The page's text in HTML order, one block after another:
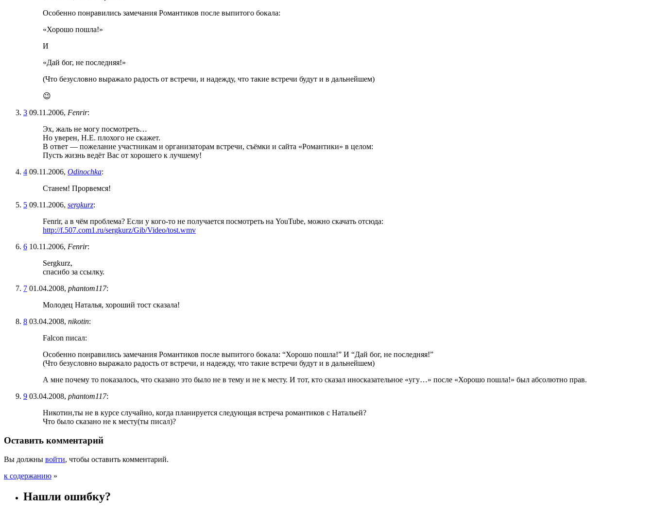
Особенно понравились замечания Романтиков после выпитого бокала:
«Хорошо пошла!»
И
«Дай бог, не последняя!»
(Что безусловно выражало радость от встречи, и надежду, что такие встречи будут и в дальнейшем)
😉
3 09.11.2006, Fenrir:
Эх, жаль не могу посмотреть…
Но уверен, Н.Е. плохого не скажет.
В ответ — пожелание участникам и организаторам встречи, съёмки и сайта «Романтики» в целом:
Пусть жизнь ведёт Вас от хорошего к лучшему!
4 09.11.2006, Odinochka:
Станем! Прорвемся!
5 09.11.2006, sergkurz:
Fenrir, а в чём проблема? Если у кого-то не получается посмотреть на YouTube, можно скачать отсюда:
http://f.507.com1.ru/sergkurz/Gib/Video/tost.wmv
6 10.11.2006, Fenrir:
Sergkurz,
спасибо за ссылку.
7 01.04.2008, phantom117:
Молодец Наталья, хороший тост сказала!
8 03.04.2008, nikotin:
Falcon писал:
Особенно понравились замечания Романтиков после выпитого бокала: “Хорошо пошла!” И “Дай бог, не последняя!”
(Что безусловно выражало радость от встречи, и надежду, что такие встречи будут и в дальнейшем)
А мне почему то показалось, что сказано это было не в тему и не к месту. И тот, кто сказал иносказательное «угу…» после «Хорошо пошла!» был абсолютно прав.
9 03.04.2008, phantom117:
Никотин,ты не в курсе случайно, когда планируется следующая встреча романтиков с Натальей?
Что было сказано не к месту(ты писал)?
Оставить комментарий
Вы должны войти, чтобы оставить комментарий.
к содержанию »
Нашли ошибку?